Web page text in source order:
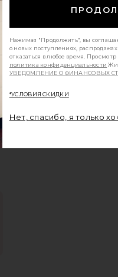
LULU БИКИНИ
МИДИ ЮБКА KNIT MIDI
Нажимая "Продолжить", вы
о новых поступлениях,
отказаться в любое время. Просмотр
политика конфиденциальности
УВЕДОМЛЕНИЕ О ФИНАНСОВЫХ
*УСЛОВИЯ СКИДКИ
Нет, спасибо, я только